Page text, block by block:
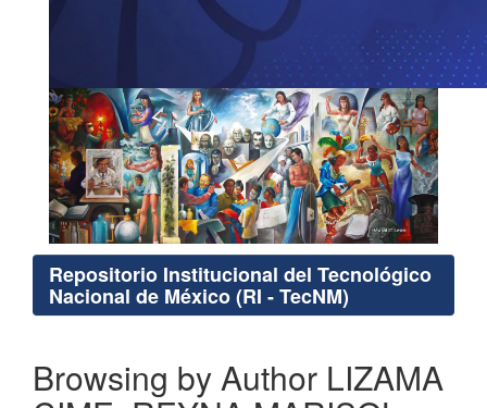
Repositorio Institucional del Tecnológico
Nacional de México (RI - TecNM)
Browsing by Author LIZAMA